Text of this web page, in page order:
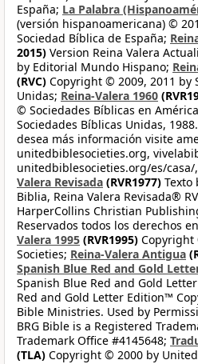
España; La Palabra
(versión hispanoamericana) ©
Sociedad Bíblica de España;
2015) Version Reina Valera
by Editorial Mundo Hispano;
(RVC) Copyright © 2009, 2011 by
Unidas; Reina-Valera 1960
© Sociedades Bíblicas en
Sociedades Bíblicas Unidas,
desea más información visite
unitedbiblesocieties.org,
unitedbiblesocieties.org/es/
Valera Revisada (RVR1977) Texto
Biblia, Reina Valera Revisada®
HarperCollins Christian
Reservados todos los derechos
Valera 1995 (RVR1995) Copyright
Societies; Reina-Valera Antigua
Spanish Blue Red and Gold
Spanish Blue Red and Gold Letter
Red and Gold Letter Edition™
Bible Ministries. Used by
BRG Bible is a Registered
Trademark Office #4145648;
(TLA) Copyright © 2000 by